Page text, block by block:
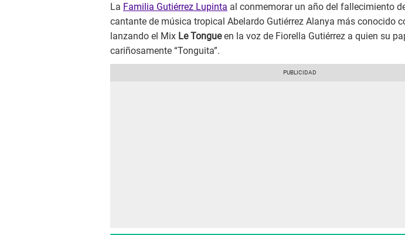
La Familia Gutiérrez Lupinta al conmemorar un año del fallecimiento
cantante de música tropical Abelardo Gutiérrez Alanya más conocido
lanzando el Mix Le Tongueen la voz de Fiorella Gutiérrez a quien su
cariñosamente “Tonguita”.